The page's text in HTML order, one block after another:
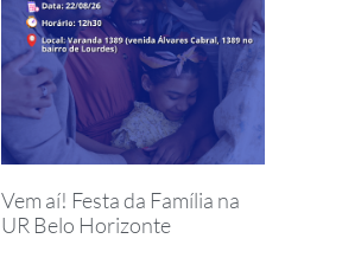
Vem aí! Festa da Família na
UR Belo Horizonte